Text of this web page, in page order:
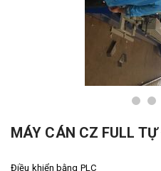
MÁY CÁN CZ FULL TỰ
Điều khiển bằng PLC